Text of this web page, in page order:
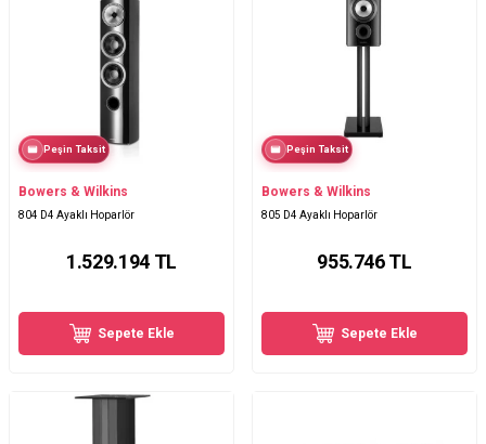
Peşin Taksit
Bowers & Wilkins
804 D4 Ayaklı Hoparlör
1.529.194TL
Sepete Ekle
Peşin Taksit
Bowers & Wilkins
805 D4 Ayaklı Hoparlör
955.746TL
Sepete Ekle